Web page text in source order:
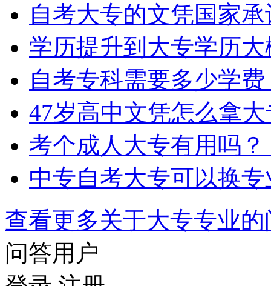
自考大专的文凭国家
学历提升到大专学历
自考专科需要多少学费
47岁高中文凭怎么拿
考个成人大专有用吗？
中专自考大专可以换专
查看更多关于大专专业
问答用户